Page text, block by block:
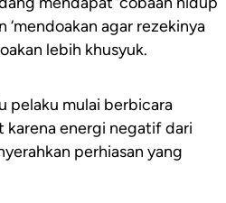
‘mendoakan agar rezekinya
lebih khusyuk.
pelaku mulai berbicara
karena energi negatif dari
perhiasan yang